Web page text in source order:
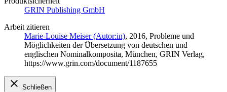
GRIN Publishing GmbH
Arbeit zitieren
Marie-Louise Meiser (Autor:in), 2016, Probleme und
Möglichkeiten der Übersetzung von deutschen und
englischen Nominalkomposita, München, GRIN Verlag,
https://www.grin.com/document/1187655
Schließen